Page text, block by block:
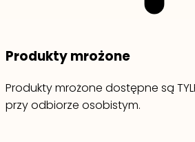
Produkty mrożone
Produkty mrożone dostępne są
przy odbiorze osobistym.